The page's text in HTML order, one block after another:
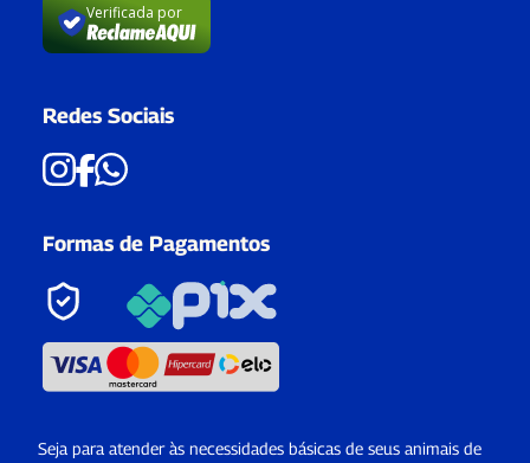
Verificada por
Redes Sociais
Formas de Pagamentos
Seja para atender às necessidades básicas de seus animais de